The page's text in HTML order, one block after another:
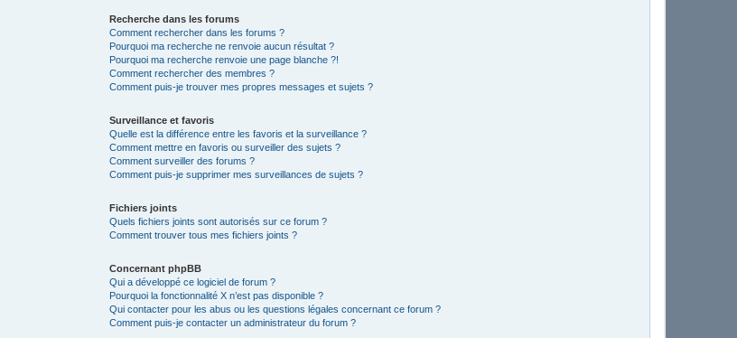
Recherche dans les forums
Comment rechercher dans les forums ?
Pourquoi ma recherche ne renvoie aucun résultat ?
Pourquoi ma recherche renvoie une page blanche ?!
Comment rechercher des membres ?
Comment puis-je trouver mes propres messages et sujets ?
Surveillance et favoris
Quelle est la différence entre les favoris et la surveillance ?
Comment mettre en favoris ou surveiller des sujets ?
Comment surveiller des forums ?
Comment puis-je supprimer mes surveillances de sujets ?
Fichiers joints
Quels fichiers joints sont autorisés sur ce forum ?
Comment trouver tous mes fichiers joints ?
Concernant phpBB
Qui a développé ce logiciel de forum ?
Pourquoi la fonctionnalité X n’est pas disponible ?
Qui contacter pour les abus ou les questions légales concernant ce forum ?
Comment puis-je contacter un administrateur du forum ?